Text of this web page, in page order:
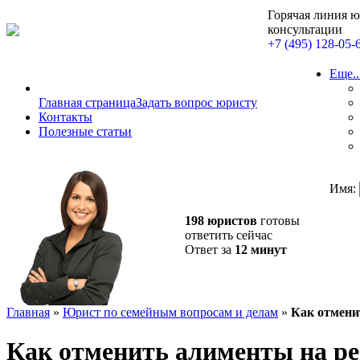
Горячая линия
консультации
+7 (495) 128-05-
Главная страницаЗадать вопрос юристу
Контакты
Полезные статьи
198 юристов готовы
ответить сейчас
Ответ за 12 минут
Имя:
Главная » Юрист по семейным вопросам и делам » Как
Как отменить алименты на